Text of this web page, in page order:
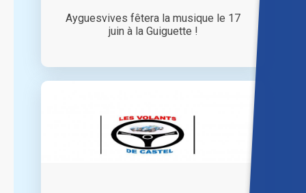
Ayguesvives fêtera la musique le 17
juin à la Guiguette !